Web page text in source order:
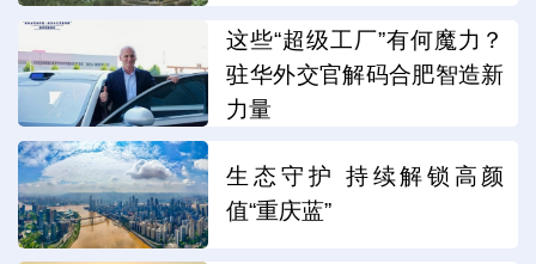
这些“超级工厂”有何魔力？
驻华外交官解码合肥智造新
力量
生态守护 持续解锁高颜
值“重庆蓝”